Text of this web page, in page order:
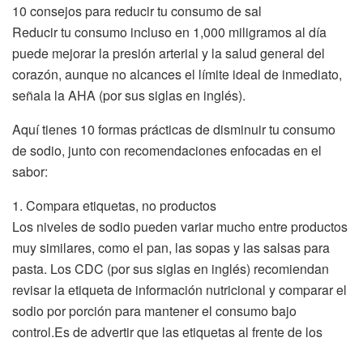
10 consejos para reducir tu consumo de sal
Reducir tu consumo incluso en 1,000 miligramos al día
puede mejorar la presión arterial y la salud general del
corazón, aunque no alcances el límite ideal de inmediato,
señala la AHA (por sus siglas en inglés).
Aquí tienes 10 formas prácticas de disminuir tu consumo
de sodio, junto con recomendaciones enfocadas en el
sabor:
1. Compara etiquetas, no productos
Los niveles de sodio pueden variar mucho entre productos
muy similares, como el pan, las sopas y las salsas para
pasta. Los CDC (por sus siglas en inglés) recomiendan
revisar la etiqueta de información nutricional y comparar el
sodio por porción para mantener el consumo bajo
control.Es de advertir que las etiquetas al frente de los